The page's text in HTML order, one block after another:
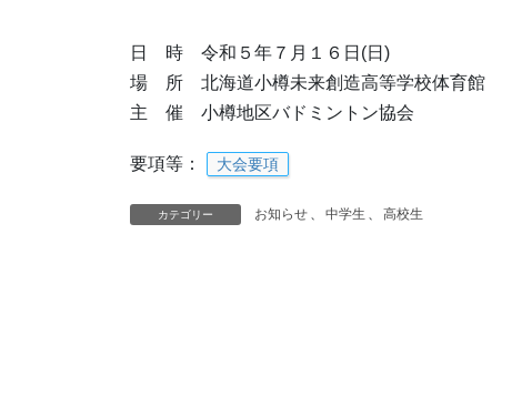
日 時 令和５年７月１６日(日)
場 所 北海道小樽未来創造高等学校体育館
主 催 小樽地区バドミントン協会
要項等： 大会要項
カテゴリー お知らせ 中学生 高校生